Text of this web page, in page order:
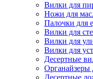
Вилки для
Ножи для
Палочки для
Вилки для
Вилки для
Вилки для
Десертные
Органайзеры
Десертные